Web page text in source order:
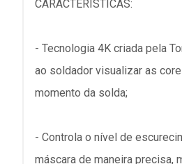
CARACTERÍSTICAS:
- Tecnologia 4K criada pela
ao soldador visualizar as
momento da solda;
- Controla o nível de
máscara de maneira precisa,